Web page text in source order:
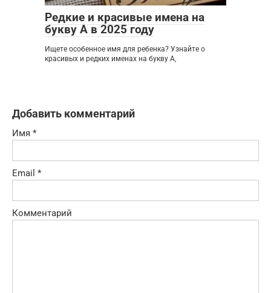
Редкие и красивые имена на
букву А в 2025 году
Ищете особенное имя для ребенка? Узнайте о
красивых и редких именах на букву А,
Добавить комментарий
Имя *
Email *
Комментарий